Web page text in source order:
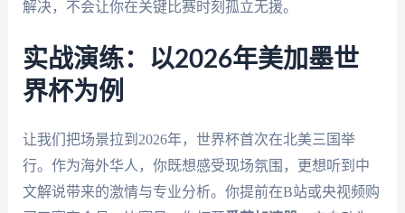
解决，不会让你在关键比赛时刻孤立无援。
实战演练：以2026年美加墨世
界杯为例
让我们把场景拉到2026年，世界杯首次在北美三国举
行。作为海外华人，你既想感受现场氛围，更想听到中
文解说带来的激情与专业分析。你提前在B站或央视频购